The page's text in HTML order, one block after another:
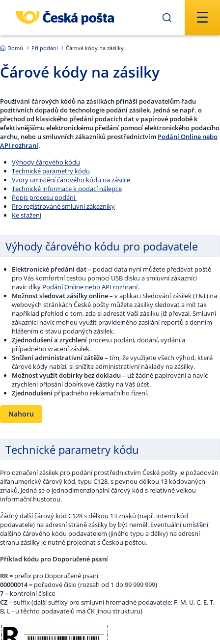
Domů Při podání Čárové kódy na zásilky
Čárové kódy na zásilky
Používání čárových kódů na zásilkách přináší podavatelům řadu
pozitivních dopadů do technologie podání zásilek. Jedná se např. o
přechod od klasického předání podacích dat v papírové podobě k
efektivnějšímu elektronickému předání pomocí elektronického podacího
archu, nebo u smluvních zákazníků prostřednictvím Podání Online nebo
API rozhraní.
Výhody čárového kódu
Technické parametry kódu
Vzory umístění čárového kódu na zásilce
Technické informace k podací nálepce
Popis procesu podání
Pro registrované smluvní zákazníky
Ke stažení
Výhody čárového kódu pro podavatele
Elektronické předání dat – podací data nyní můžete předávat poště
pro Vás komfortní cestou pomocí USB disku a smluvní zákazníci
navíc díky Podání Online nebo API rozhraní.
Možnost sledovat zásilky online – v aplikaci Sledování zásilek (T&T) na
webových stránkách České pošty můžete zásilky sledovat a mít tak
například přehled o tom, zda si adresát Vaši zásilku již převzal. Smluvní
zákazníci navíc mohou využít pravidelného zasílání reportů s denním
hlášením o stavu podaných zásilek.
Zjednodušení a zrychlení procesu podání, dodání, vydání a
případného vracení zásilek.
Snížení administrativní zátěže – tím, že využijete všech výhod, které
čárové kódy nabízí, si snížíte administrativní náklady na zásilky.
Možnost využít dobírky bez dokladu – už žádné papírování a navíc
zrychlení připsání dobírkové částky na Váš účet.
Zjednodušení případného reklamačního řízení.
Nahoru
Technické parametry kódu
Pro označení zásilek pro podání prostřednictvím České pošty je požadován
alfanumerický čárový kód, typu C128, s pevnou délkou 13 kódovaných
znaků. Jedná se o jednodimenzionální čárový kód s relativně velkou
informační hustotou.
Žádný další čárový kód C128 s délkou 13 znaků (např. interní kód
podavatele) na adresní straně zásilky by být neměl. Eventuální umístění
dalšího čárového kódu podavatelem (jiného typu a délky) na adresní
stranu zásilky je nutné projednat s Českou poštou.
Příklad kódu pro Doporučené psaní
RR= prefix pro Doporučené psaní
00000014= pořadové číslo (rozsah od 1 do 99 999 999)
7= kontrolní číslice
CZ= suffix (další suffixy pro smluvní hromadné podavatele: F, M, U, C, E, T,
B, L - u těchto podavatelů má ČK jinou strukturu)